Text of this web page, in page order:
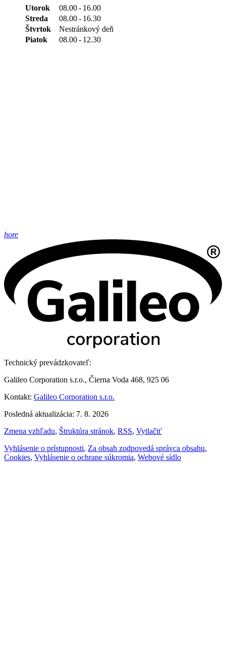
Utorok
08.00- 16.00
Streda
08.00- 16.30
Štvrtok
Nestránkový deň
Piatok
08.00- 12.30
hore
Technický prevádzkovateľ:
Galileo Corporation s.r.o., Čierna Voda 468, 925 06
Kontakt: Galileo Corporation s.r.o.
Posledná aktualizácia: 7. 8. 2026
Zmena vzhľadu, Štruktúra stránok, RSS, Vytlačiť
Vyhlásenie o prístupnosti, Za obsah zodpovedá správca obsahu,
Cookies, Vyhlásenie o ochrane súkromia, Webové sídlo